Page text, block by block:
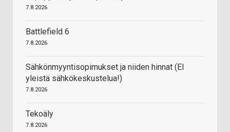
7.8.2026
Battlefield 6
7.8.2026
Sähkönmyyntisopimukset ja niiden hinnat (EI
yleistä sähkökeskustelua!)
7.8.2026
Tekoäly
7.8.2026